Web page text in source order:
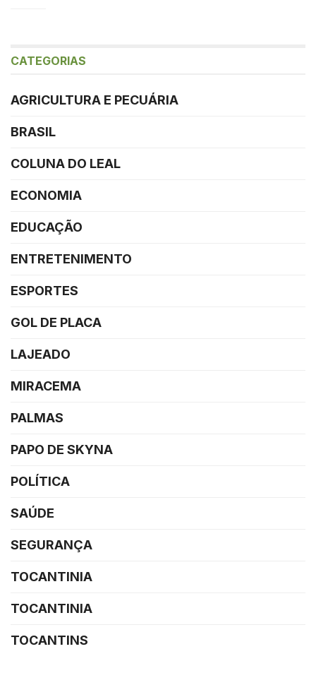
CATEGORIAS
AGRICULTURA E PECUÁRIA
BRASIL
COLUNA DO LEAL
ECONOMIA
EDUCAÇÃO
ENTRETENIMENTO
ESPORTES
GOL DE PLACA
LAJEADO
MIRACEMA
PALMAS
PAPO DE SKYNA
POLÍTICA
SAÚDE
SEGURANÇA
TOCANTINIA
TOCANTINIA
TOCANTINS